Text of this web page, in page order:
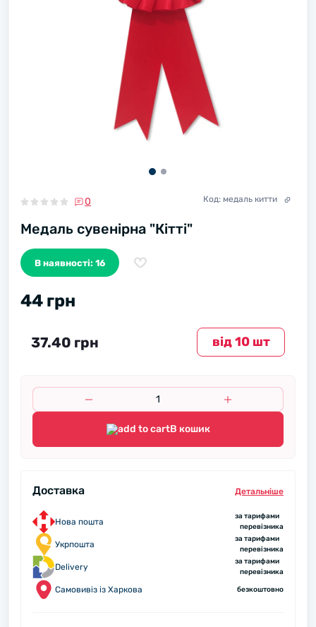
0 Код: медаль китти
Медаль сувенірна "Кітті"
В наявності: 16
44 грн
вiд 10 шт
37.40 грн
В кошик
Доставка Детальнiше
Нова пошта
за тарифами
перевізника
Укрпошта
за тарифами
перевізника
Delivery
за тарифами
перевізника
Самовивіз із Харкова безкоштовно